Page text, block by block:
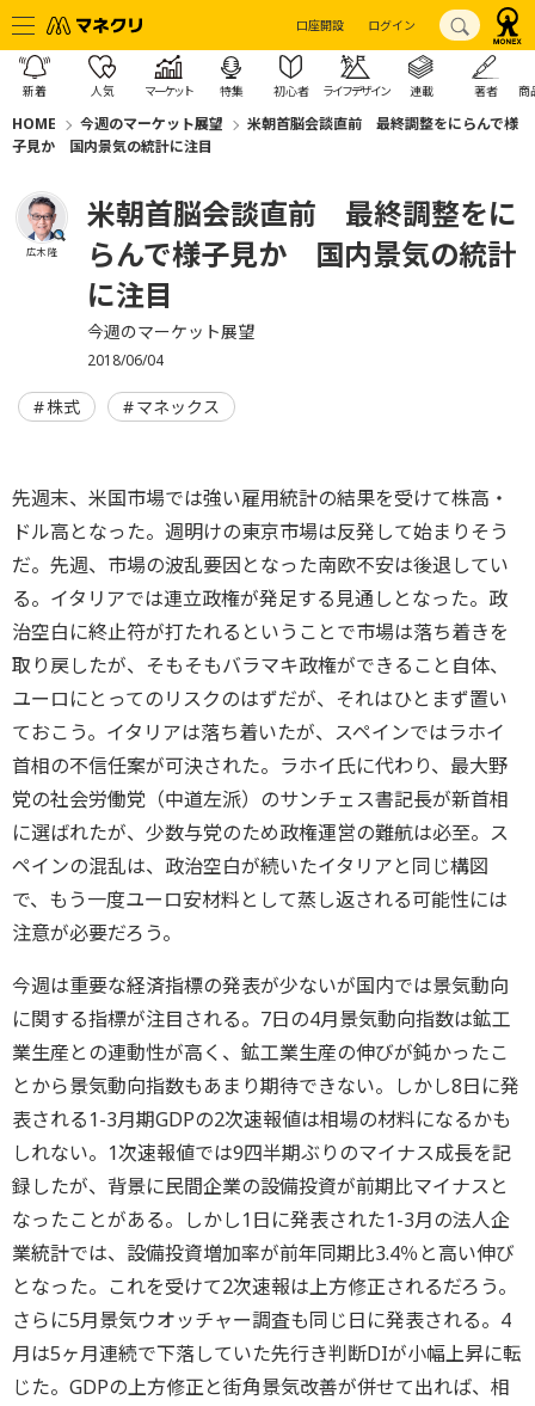
口座開設 ログイン
新着 人気 マーケット 特集 初心者 ライフデザイン 連載 著者 商
HOME 今週のマーケット展望
米朝首脳会談直前 最終調整をにらんで様
子見か 国内景気の統計に注目
広木 隆
米朝首脳会談直前 最終調整をに
らんで様子見か 国内景気の統計
に注目
今週のマーケット展望
2018/06/04
株式 マネックス
先週末、米国市場では強い雇用統計の結果を受けて株高・
ドル高となった。週明けの東京市場は反発して始まりそう
だ。先週、市場の波乱要因となった南欧不安は後退してい
る。イタリアでは連立政権が発足する見通しとなった。政
治空白に終止符が打たれるということで市場は落ち着きを
取り戻したが、そもそもバラマキ政権ができること自体、
ユーロにとってのリスクのはずだが、それはひとまず置い
ておこう。イタリアは落ち着いたが、スペインではラホイ
首相の不信任案が可決された。ラホイ氏に代わり、最大野
党の社会労働党（中道左派）のサンチェス書記長が新首相
に選ばれたが、少数与党のため政権運営の難航は必至。ス
ペインの混乱は、政治空白が続いたイタリアと同じ構図
で、もう一度ユーロ安材料として蒸し返される可能性には
注意が必要だろう。
今週は重要な経済指標の発表が少ないが国内では景気動向
に関する指標が注目される。7日の4月景気動向指数は鉱工
業生産との連動性が高く、鉱工業生産の伸びが鈍かったこ
とから景気動向指数もあまり期待できない。しかし8日に発
表される1-3月期GDPの2次速報値は相場の材料になるかも
しれない。1次速報値では9四半期ぶりのマイナス成長を記
録したが、背景に民間企業の設備投資が前期比マイナスと
なったことがある。しかし1日に発表された1-3月の法人企
業統計では、設備投資増加率が前年同期比3.4％と高い伸び
となった。これを受けて2次速報は上方修正されるだろう。
さらに5月景気ウオッチャー調査も同じ日に発表される。4
月は5ヶ月連続で下落していた先行き判断DIが小幅上昇に転
じた。GDPの上方修正と街角景気改善が併せて出れば、相